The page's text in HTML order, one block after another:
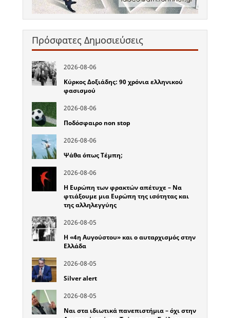
Πρόσφατες Δημοσιεύσεις
2026-08-06
Κύρκος Δοξιάδης: 90 χρόνια ελληνικού
φασισμού
2026-08-06
Ποδόσφαιρο non stop
2026-08-06
Ψάθα όπως Τέμπη;
2026-08-06
Η Ευρώπη των φρακτών απέτυχε – Να
φτιάξουμε μια Ευρώπη της ισότητας και
της αλληλεγγύης
2026-08-05
Η «4η Αυγούστου» και ο αυταρχισμός στην
Ελλάδα
2026-08-05
Silver alert
2026-08-05
Ναι στα ιδιωτικά πανεπιστήμια – όχι στην